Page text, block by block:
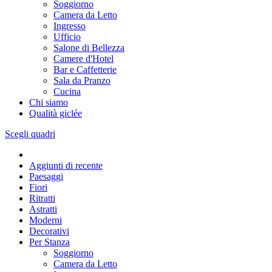
Soggiorno
Camera da Letto
Ingresso
Ufficio
Salone di Bellezza
Camere d'Hotel
Bar e Caffetterie
Sala da Pranzo
Cucina
Chi siamo
Qualità giclée
Scegli quadri
Aggiunti di recente
Paesaggi
Fiori
Ritratti
Astratti
Moderni
Decorativi
Per Stanza
Soggiorno
Camera da Letto